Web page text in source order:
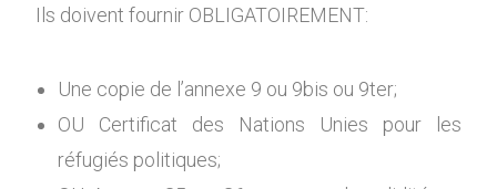
Ils doivent fournir OBLIGATOIREMENT:
Une copie de l’annexe 9 ou 9bis ou 9ter;
OU Certificat des Nations Unies pour les
réfugiés politiques;